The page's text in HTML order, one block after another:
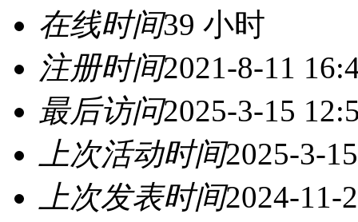
在线时间39 小时
注册时间2021-8-11
最后访问2025-3-15
上次活动时间2025-3-
上次发表时间2024-11-